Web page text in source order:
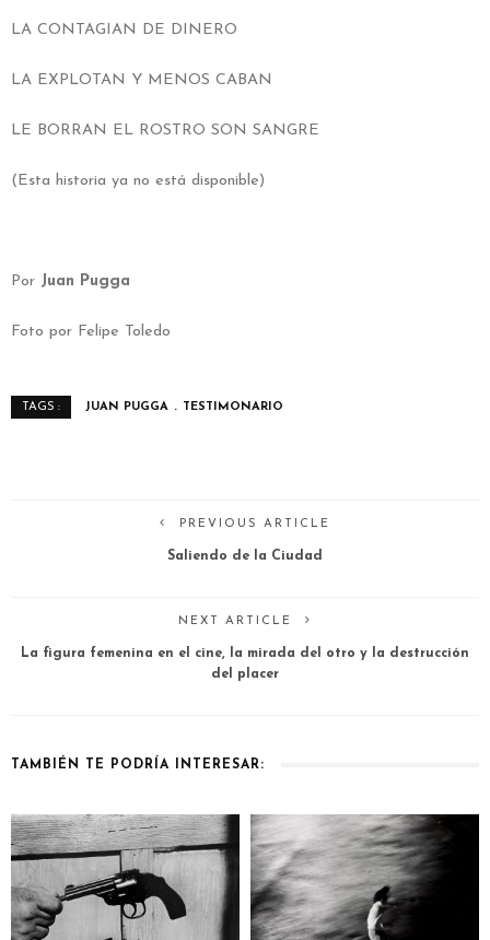
LA CONTAGIAN DE DINERO
LA EXPLOTAN Y MENOS CABAN
LE BORRAN EL ROSTRO SON SANGRE
(Esta historia ya no está disponible)
Por Juan Pugga
Foto por Felipe Toledo
TAGS : JUAN PUGGA TESTIMONARIO
PREVIOUS ARTICLE
Saliendo de la Ciudad
NEXT ARTICLE
La figura femenina en el cine, la mirada del otro y la destrucción
del placer
TAMBIÉN TE PODRÍA INTERESAR: